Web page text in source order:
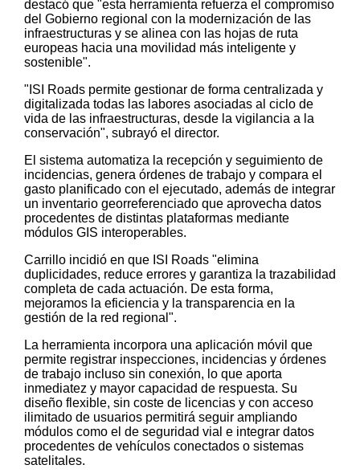
destacó que "esta herramienta refuerza el compromiso
del Gobierno regional con la modernización de las
infraestructuras y se alinea con las hojas de ruta
europeas hacia una movilidad más inteligente y
sostenible".
"ISI Roads permite gestionar de forma centralizada y
digitalizada todas las labores asociadas al ciclo de
vida de las infraestructuras, desde la vigilancia a la
conservación", subrayó el director.
El sistema automatiza la recepción y seguimiento de
incidencias, genera órdenes de trabajo y compara el
gasto planificado con el ejecutado, además de integrar
un inventario georreferenciado que aprovecha datos
procedentes de distintas plataformas mediante
módulos GIS interoperables.
Carrillo incidió en que ISI Roads "elimina
duplicidades, reduce errores y garantiza la trazabilidad
completa de cada actuación. De esta forma,
mejoramos la eficiencia y la transparencia en la
gestión de la red regional".
La herramienta incorpora una aplicación móvil que
permite registrar inspecciones, incidencias y órdenes
de trabajo incluso sin conexión, lo que aporta
inmediatez y mayor capacidad de respuesta. Su
diseño flexible, sin coste de licencias y con acceso
ilimitado de usuarios permitirá seguir ampliando
módulos como el de seguridad vial e integrar datos
procedentes de vehículos conectados o sistemas
satelitales.